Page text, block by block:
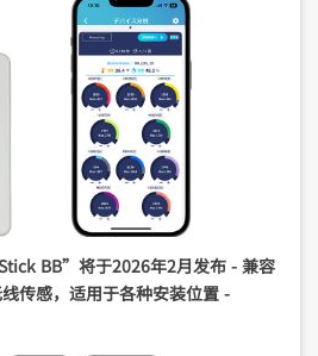
BB”将于2026年2月发布 - 兼容
传感，适用于各种安装位置 -